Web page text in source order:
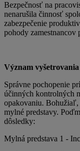
Bezpečnosť na
nenarušila činnosť
zabezpečenie
pohody zamestnancov
Význam
Správne pochopenie
účinných kontrolných
opakovaniu. Bohužiaľ,
mylné predstavy.
dôsledky:
Mylná predstava 1 -